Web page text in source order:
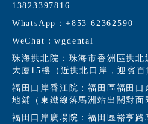
13823397816
WhatsApp：+853 62362590
WeChat：wgdental
珠海拱北院：珠海市香洲區拱
大廈15樓（近拱北口岸，迎賓百
福田口岸香江院：福田區福田
地鋪（東鐵線落馬洲站出關對面
福田口岸廣場院：福田區裕亨